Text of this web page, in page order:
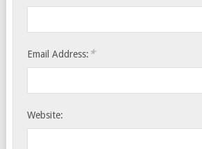
Email Address: *
Website: